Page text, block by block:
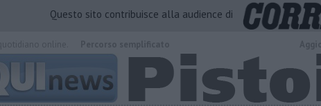
Questo sito contribuisce alla audience di